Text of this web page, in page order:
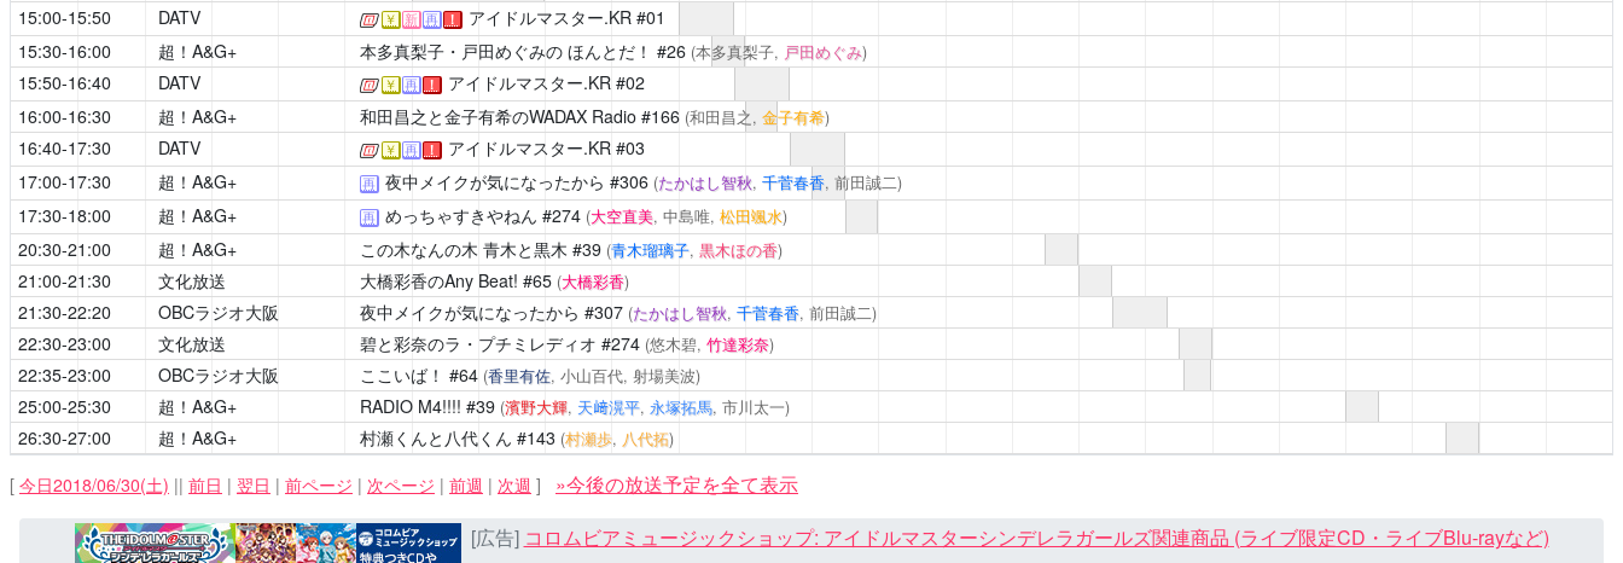
15:00-15:50 DATV
[公式] ￥ 新 再 ！ アイドルマスター.KR#01
15:30-16:00
超！A&G+ 本多真梨子・戸田めぐみの ほんとだ！ #26 (本多真梨子, 戸田めぐみ)
15:50-16:40 DATV
[公式] ￥ 再 ！ アイドルマスター.KR#02
16:00-16:30
超！A&G+ 和田昌之と金子有希のWADAX Radio#166 (和田昌之, 金子有希)
16:40-17:30 DATV
[公式] ￥ 再 ！ アイドルマスター.KR#03
17:00-17:30
超！A&G+ 再 夜中メイクが気になったから #306 (たかはし智秋, 千菅春香, 前田誠二)
17:30-18:00 超！A&G+ 再 めっちゃすきやねん #274 (大空直美, 中島唯, 松田颯水)
20:30-21:00 超！A&G+ この木なんの木 青木と黒木 #39 (青木瑠璃子, 黒木ほの香)
21:00-21:30 文化放送 大橋彩香のAny Beat! #65 (大橋彩香)
21:30-22:20 OBCラジオ大阪 夜中メイクが気になったから #307 (たかはし智秋, 千菅春香, 前田誠二)
22:30-23:00 文化放送 碧と彩奈のラ・プチミレディオ #274 (悠木碧, 竹達彩奈)
22:35-23:00 OBCラジオ大阪 ここいば！ #64 (香里有佐, 小山百代, 射場美波)
25:00-25:30 超！A&G+ RADIO M4!!!! #39 (濱野大輝, 天﨑滉平, 永塚拓馬, 市川太一)
26:30-27:00 超！A&G+ 村瀬くんと八代くん #143 (村瀬歩, 八代拓)
[ 今日2018/06/30(土) || 前日 | 翌日 | 前ページ | 次ページ | 前週 | 次週 ]
»今後の放送予定を全て表示
[広告] コロムビアミュージックショップ: アイドルマスターシンデレラガールズ関連商品 (ライブ限定CD・ライブBlu-rayなど)